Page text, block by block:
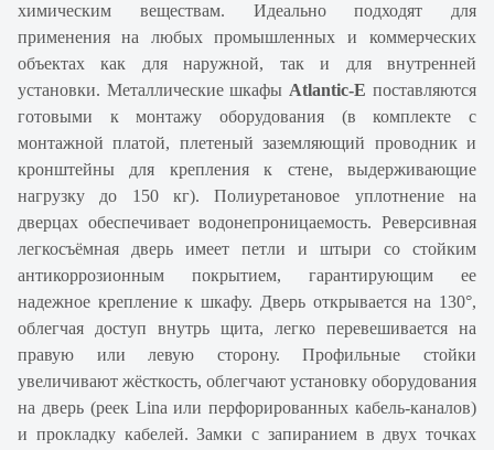
химическим веществам. Идеально подходят для
применения на любых промышленных и коммерческих
объектах как для наружной, так и для внутренней
установки. Металлические шкафы Atlantic-E поставляются
готовыми к монтажу оборудования (в комплекте с
монтажной платой, плетеный заземляющий проводник и
кронштейны для крепления к стене, выдерживающие
нагрузку до 150 кг). Полиуретановое уплотнение на
дверцах обеспечивает водонепроницаемость. Реверсивная
легкосъёмная дверь имеет петли и штыри со стойким
антикоррозионным покрытием, гарантирующим ее
надежное крепление к шкафу. Дверь открывается на 130°,
облегчая доступ внутрь щита, легко перевешивается на
правую или левую сторону. Профильные стойки
увеличивают жёсткость, облегчают установку оборудования
на дверь (реек Lina или перфорированных кабель-каналов)
и прокладку кабелей. Замки с запиранием в двух точках